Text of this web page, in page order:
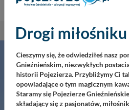
Drogi
Cieszymy się, że odwiedziłeś nasz
Gnieźnieńskim, niezwykłych
historii Pojezierza. Przybliżymy Ci
opowiadające o tym magicznym
Staramy się Pojezierze
składający się z pasjonatów,